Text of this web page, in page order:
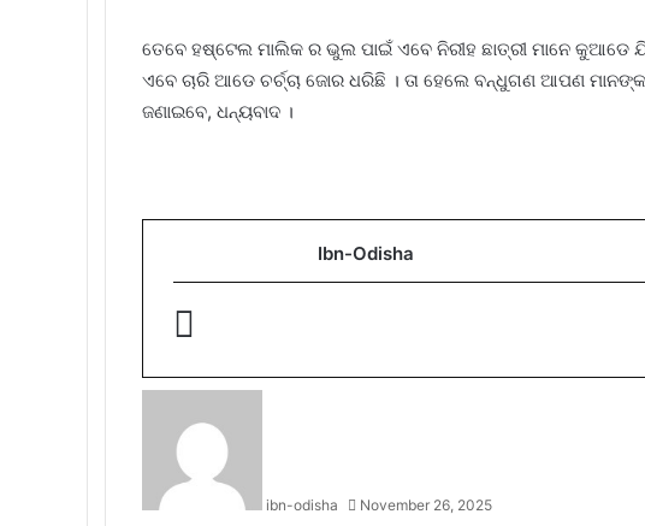
ତେବେ ହଷ୍ଟେଲ ମାଲିକ ର ଭୁଲ ପାଇଁ ଏବେ ନିରୀହ ଛାତ୍ରୀ ମାନେ
ଏବେ ଚାରି ଆଡେ ଚର୍ଚ୍ଚା ଜୋର ଧରିଛି । ତା ହେଲେ ବନ୍ଧୁଗଣ ଆପଣ
ଜଣାଇବେ, ଧନ୍ୟବାଦ ।
Ibn-Odisha
ibn-odisha November 26, 2025